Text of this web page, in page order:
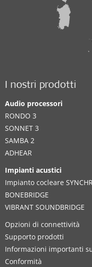
I nostri prodotti
Audio processori
RONDO 3
SONNET 3
SAMBA 2
ADHEAR
Impianti acustici
Impianto cocleare
BONEBRIDGE
VIBRANT SOUNDBRIDGE
Opzioni di connettività
Supporto prodotti
Informazioni importanti
Conformità